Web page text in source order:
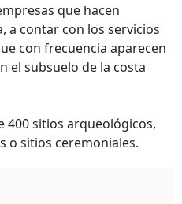
que hacen
a contar con los servicios
con frecuencia aparecen
el subsuelo de la costa
400 sitios arqueológicos,
o sitios ceremoniales.